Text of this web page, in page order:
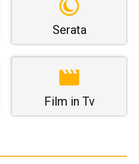
Serata
Film in Tv